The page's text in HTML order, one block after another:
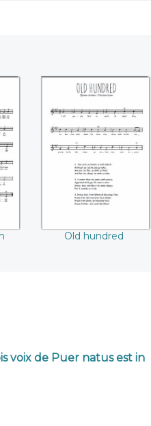
Old hundred
Old hundred
voix de Puer natus est in